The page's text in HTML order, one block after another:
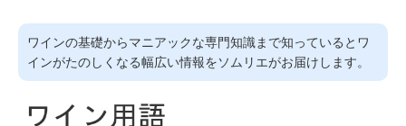
ワインの基礎からマニアックな専門知識まで知っているとワ
インがたのしくなる幅広い情報をソムリエがお届けします。